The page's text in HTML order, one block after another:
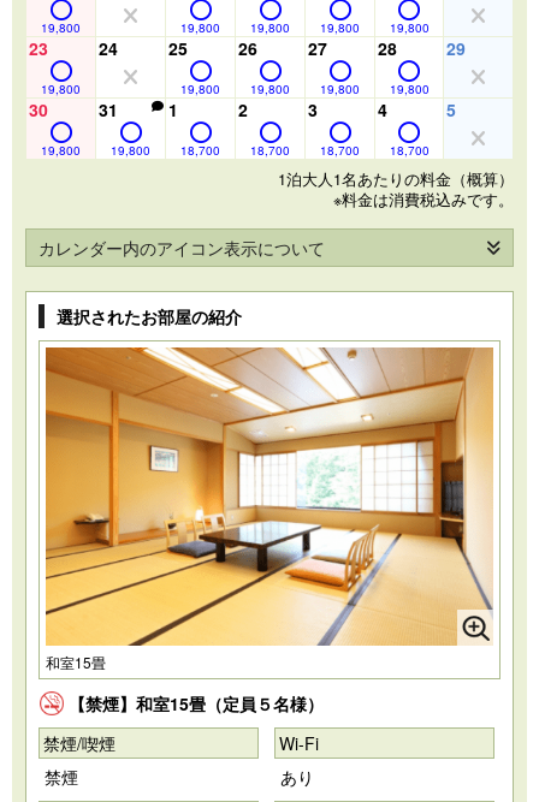
19,800 19,800 19,800 19,800 19,800
23
19,800
24 25
19,800
26
19,800
27
19,800
28
19,800
29
30
19,800
31
19,800
1
18,700
2
18,700
3
18,700
4
18,700
5
1泊大人1名あたりの料金（概算）
※料金は消費税込みです。
カレンダー内のアイコン表示について
選択されたお部屋の紹介
和室15畳
【禁煙】和室15畳（定員５名様）
禁煙/喫煙
禁煙
Wi-Fi
あり